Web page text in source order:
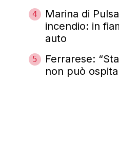
4
Marina di
incendio: in
auto
5
Ferrarese:
non può